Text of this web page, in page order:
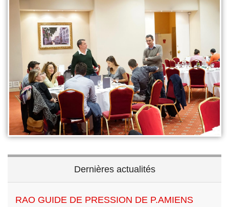
Dernières actualités
RAO GUIDE DE PRESSION DE P.AMIENS